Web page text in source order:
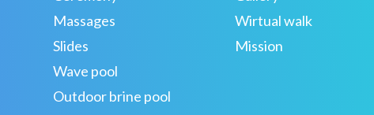
Massages
Slides
Wave pool
Outdoor brine pool
Wirtual walk
Mission